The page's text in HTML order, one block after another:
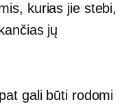
kurias jie stebi,
jų
gali būti rodomi